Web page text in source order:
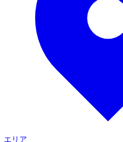
エリア